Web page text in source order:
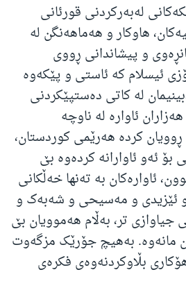
لەبەرکردنی قورئانی
هاوکار و هەماهەنگن لە
و پیشاندانی ڕووی
ئیسلام کە ئاستی و پێکەوە
لە کاتی دەستپێکردنی
ئاوارە لە ناوچە
کردە هەرێمی کوردستان،
ئەو ئاوارانە کردەوە بێ
ئاوارەکان بە تەنها خەڵکانی
ئێزیدی و مەسیحی و شەبەک و
جیاوازی تر، بەڵام هەموویان بێ
مانەوە. بەهیچ جۆرێک مزگەوت
بڵاوکردنەوەی فکرەی